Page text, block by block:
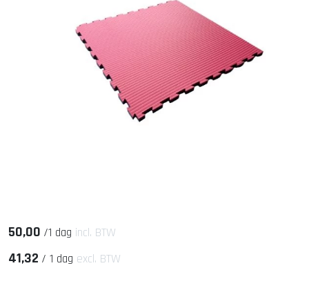
50,00 /1 dag incl. BTW
41,32 / 1 dag excl. BTW